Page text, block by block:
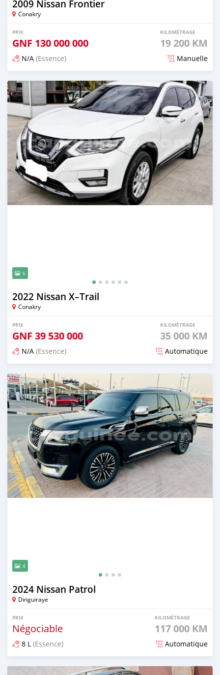
2009 Nissan Frontier
Conakry
PRIX
GNF 130 000 000
KILOMÉTRAGE
19 200 KM
N/A (Essence) Manuelle
Publié il y a 3 mois
6
2022 Nissan X–Trail
Conakry
PRIX
GNF 39 530 000
KILOMÉTRAGE
35 000 KM
N/A (Essence) Automatique
Publié il y a 3 mois
4
2024 Nissan Patrol
Dinguiraye
PRIX
Négociable
KILOMÉTRAGE
117 000 KM
8 L (Essence) Automatique
Publié il y a 3 mois